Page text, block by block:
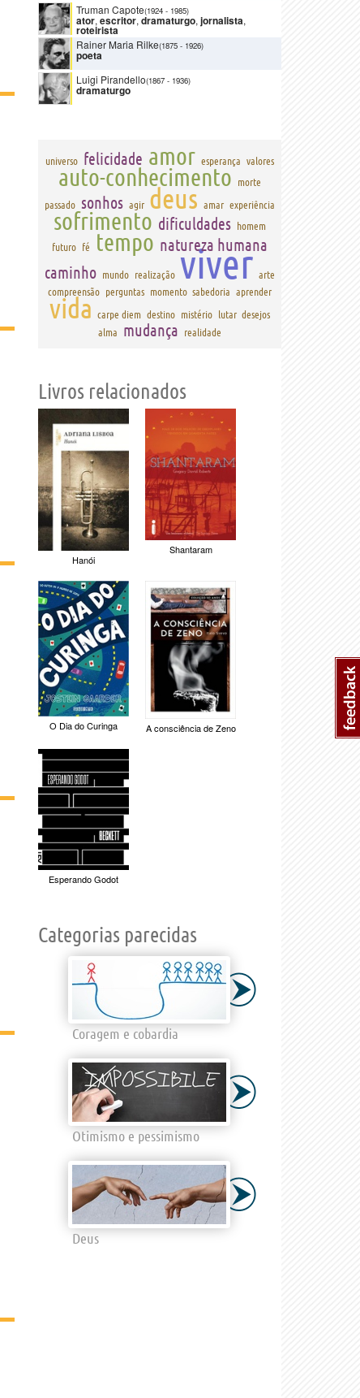
Truman Capote(1924 - 1985)
ator, escritor, dramaturgo, jornalista,
roteirista
Rainer Maria Rilke(1875 - 1926)
poeta
Luigi Pirandello(1867 - 1936)
dramaturgo
universo felicidade amor esperança valores
auto-conhecimento
morte
passado sonhos agir deus amar experiência
sofrimento dificuldades
homem
futuro fé tempo natureza humana
caminho mundo realização viver arte
compreensão perguntas momento sabedoria aprender
vida carpe diem destino mistério lutar desejos
alma
mudança realidade
Livros relacionados
Hanói
Shantaram
O Dia do Curinga A consciência de Zeno
Esperando Godot
Categorias parecidas
Coragem e cobardia
Otimismo e pessimismo
Deus